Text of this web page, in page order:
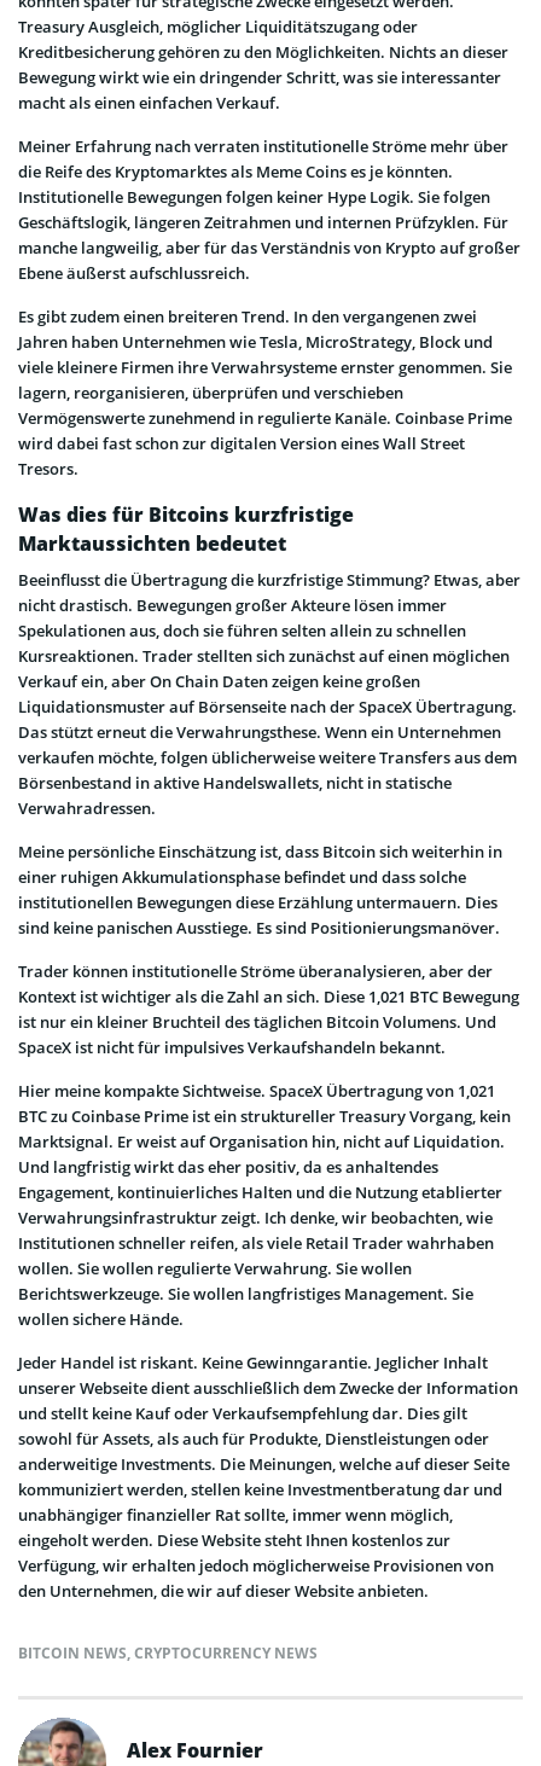
Treasury Ausgleich, möglicher Liquiditätszugang oder
Kreditbesicherung gehören zu den Möglichkeiten. Nichts an dieser
Bewegung wirkt wie ein dringender Schritt, was sie interessanter
macht als einen einfachen Verkauf.
Meiner Erfahrung nach verraten institutionelle Ströme mehr über
die Reife des Kryptomarktes als Meme Coins es je könnten.
Institutionelle Bewegungen folgen keiner Hype Logik. Sie folgen
Geschäftslogik, längeren Zeitrahmen und internen Prüfzyklen. Für
manche langweilig, aber für das Verständnis von Krypto auf großer
Ebene äußerst aufschlussreich.
Es gibt zudem einen breiteren Trend. In den vergangenen zwei
Jahren haben Unternehmen wie Tesla, MicroStrategy, Block und
viele kleinere Firmen ihre Verwahrsysteme ernster genommen. Sie
lagern, reorganisieren, überprüfen und verschieben
Vermögenswerte zunehmend in regulierte Kanäle. Coinbase Prime
wird dabei fast schon zur digitalen Version eines Wall Street
Tresors.
Was dies für Bitcoins kurzfristige
Marktaussichten bedeutet
Beeinflusst die Übertragung die kurzfristige Stimmung? Etwas, aber
nicht drastisch. Bewegungen großer Akteure lösen immer
Spekulationen aus, doch sie führen selten allein zu schnellen
Kursreaktionen. Trader stellten sich zunächst auf einen möglichen
Verkauf ein, aber On Chain Daten zeigen keine großen
Liquidationsmuster auf Börsenseite nach der SpaceX Übertragung.
Das stützt erneut die Verwahrungsthese. Wenn ein Unternehmen
verkaufen möchte, folgen üblicherweise weitere Transfers aus dem
Börsenbestand in aktive Handelswallets, nicht in statische
Verwahradressen.
Meine persönliche Einschätzung ist, dass Bitcoin sich weiterhin in
einer ruhigen Akkumulationsphase befindet und dass solche
institutionellen Bewegungen diese Erzählung untermauern. Dies
sind keine panischen Ausstiege. Es sind Positionierungsmanöver.
Trader können institutionelle Ströme überanalysieren, aber der
Kontext ist wichtiger als die Zahl an sich. Diese 1,021 BTC Bewegung
ist nur ein kleiner Bruchteil des täglichen Bitcoin Volumens. Und
SpaceX ist nicht für impulsives Verkaufshandeln bekannt.
Hier meine kompakte Sichtweise. SpaceX Übertragung von 1,021
BTC zu Coinbase Prime ist ein struktureller Treasury Vorgang, kein
Marktsignal. Er weist auf Organisation hin, nicht auf Liquidation.
Und langfristig wirkt das eher positiv, da es anhaltendes
Engagement, kontinuierliches Halten und die Nutzung etablierter
Verwahrungsinfrastruktur zeigt. Ich denke, wir beobachten, wie
Institutionen schneller reifen, als viele Retail Trader wahrhaben
wollen. Sie wollen regulierte Verwahrung. Sie wollen
Berichtswerkzeuge. Sie wollen langfristiges Management. Sie
wollen sichere Hände.
Jeder Handel ist riskant. Keine Gewinngarantie. Jeglicher Inhalt
unserer Webseite dient ausschließlich dem Zwecke der Information
und stellt keine Kauf oder Verkaufsempfehlung dar. Dies gilt
sowohl für Assets, als auch für Produkte, Dienstleistungen oder
anderweitige Investments. Die Meinungen, welche auf dieser Seite
kommuniziert werden, stellen keine Investmentberatung dar und
unabhängiger finanzieller Rat sollte, immer wenn möglich,
eingeholt werden. Diese Website steht Ihnen kostenlos zur
Verfügung, wir erhalten jedoch möglicherweise Provisionen von
den Unternehmen, die wir auf dieser Website anbieten.
BITCOIN NEWS,CRYPTOCURRENCY NEWS
Alex Fournier